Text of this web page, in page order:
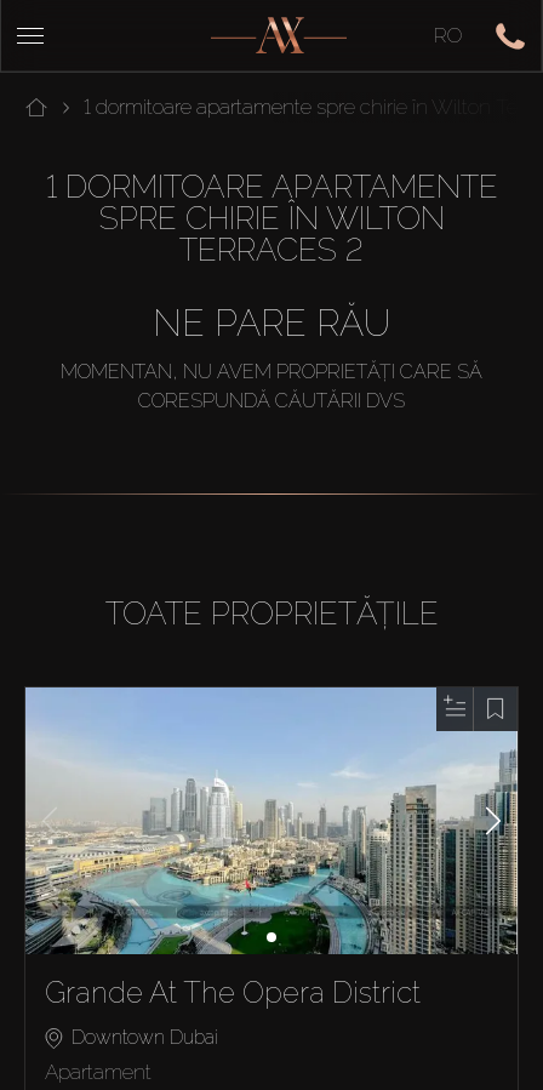
RO
1 dormitoare apartamente spre chirie în Wilton
1 DORMITOARE APARTAMENTE
SPRE CHIRIE ÎN WILTON
TERRACES 2
NE PARE RĂU
MOMENTAN, NU AVEM PROPRIETĂȚI CARE SĂ
CORESPUNDĂ CĂUTĂRII DVS
TOATE PROPRIETĂȚILE
Grande At The Opera District
Downtown Dubai
Apartament